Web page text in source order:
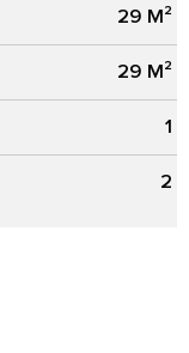
29 M²
29 M²
1
2